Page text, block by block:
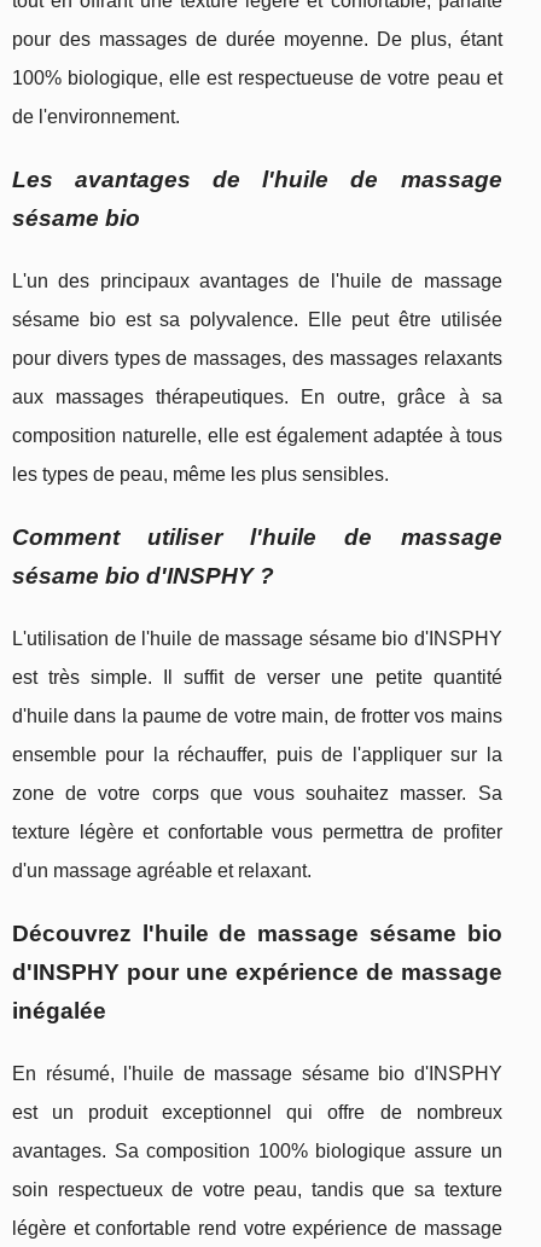
pour des massages de durée moyenne. De plus, étant
100% biologique, elle est respectueuse de votre peau et
de l'environnement.
Les avantages de l'huile de massage
sésame bio
L'un des principaux avantages de l'huile de massage
sésame bio est sa polyvalence. Elle peut être utilisée
pour divers types de massages, des massages relaxants
aux massages thérapeutiques. En outre, grâce à sa
composition naturelle, elle est également adaptée à tous
les types de peau, même les plus sensibles.
Comment utiliser l'huile de massage
sésame bio d'INSPHY ?
L'utilisation de l'huile de massage sésame bio d'INSPHY
est très simple. Il suffit de verser une petite quantité
d'huile dans la paume de votre main, de frotter vos mains
ensemble pour la réchauffer, puis de l'appliquer sur la
zone de votre corps que vous souhaitez masser. Sa
texture légère et confortable vous permettra de profiter
d'un massage agréable et relaxant.
Découvrez l'huile de massage sésame bio
d'INSPHY pour une expérience de massage
inégalée
En résumé, l'huile de massage sésame bio d'INSPHY
est un produit exceptionnel qui offre de nombreux
avantages. Sa composition 100% biologique assure un
soin respectueux de votre peau, tandis que sa texture
légère et confortable rend votre expérience de massage